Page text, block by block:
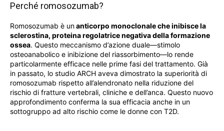
Perché romosozumab?
Romosozumab è unanticorpo monoclonale che inibisce la
sclerostina, proteina regolatrice negativa della formazione
ossea. Questo meccanismo d’azione duale—stimolo
osteoanabolico e inibizione del riassorbimento—lo rende
particolarmente efficace nelle prime fasi del trattamento. Già
in passato, lo studio ARCH aveva dimostrato la superiorità di
romosozumab rispetto all’alendronato nella riduzione del
rischio di fratture vertebrali, cliniche e dell’anca. Questo nuovo
approfondimento conferma la sua efficacia anche in un
sottogruppo ad alto rischio come le donne con T2D.